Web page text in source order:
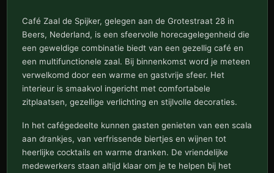
Café Zaal de Spijker, gelegen aan de Grotestraat 28 in
Beers, Nederland, is een sfeervolle horecagelegenheid die
een geweldige combinatie biedt van een gezellig café en
een multifunctionele zaal. Bij binnenkomst word je meteen
verwelkomd door een warme en gastvrije sfeer. Het
interieur is smaakvol ingericht met comfortabele
zitplaatsen, gezellige verlichting en stijlvolle decoraties.
In het cafégedeelte kunnen gasten genieten van een scala
aan drankjes, van verfrissende biertjes en wijnen tot
heerlijke cocktails en warme dranken. De vriendelijke
medewerkers staan altijd klaar om je te helpen bij het